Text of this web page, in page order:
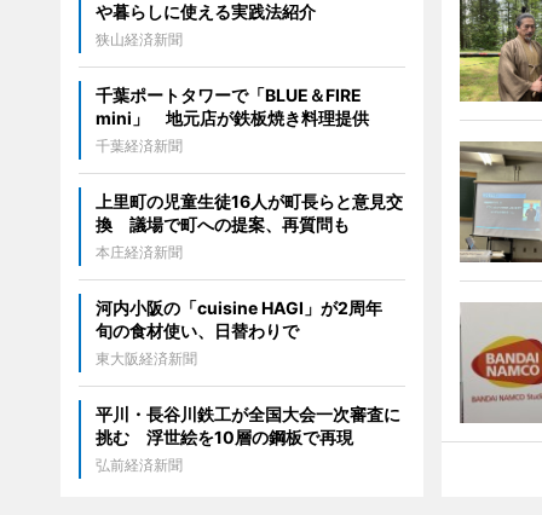
や暮らしに使える実践法紹介
狭山経済新聞
千葉ポートタワーで「BLUE＆FIRE
mini」 地元店が鉄板焼き料理提供
千葉経済新聞
上里町の児童生徒16人が町長らと意見交
換 議場で町への提案、再質問も
本庄経済新聞
河内小阪の「cuisine HAGI」が2周年
旬の食材使い、日替わりで
東大阪経済新聞
平川・長谷川鉄工が全国大会一次審査に
挑む 浮世絵を10層の鋼板で再現
弘前経済新聞